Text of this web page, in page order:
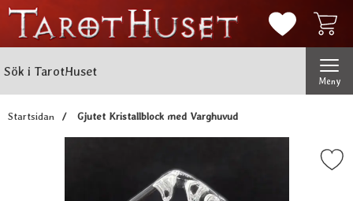
Mina
Meny
Startsidan Gjutet Kristallblock med Varghuvud
Markera gjutet Kristallblock